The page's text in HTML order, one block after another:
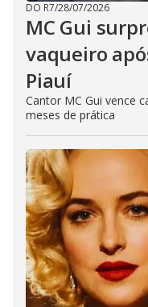
DO R7/28/07/2026
MC Gui
vaqueiro
Piauí
Cantor MC Gui vence
meses de prática